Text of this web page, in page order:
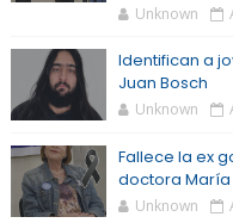
Unknown
Identifican a
Juan Bosch
Unknown
Fallece la ex
doctora María
Unknown